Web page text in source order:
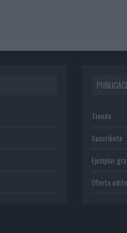
Tienda
Suscríbete
Ejemplar
Oferta